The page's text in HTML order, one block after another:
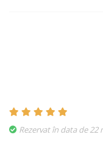
Rezervat în data de 22